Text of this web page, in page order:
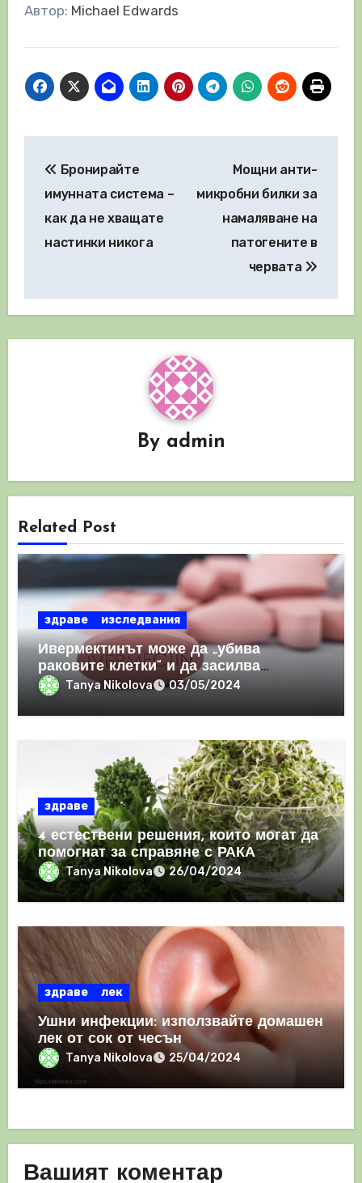
Автор: Michael Edwards
Бронирайте
имунната система –
как да не хващате
настинки никога
Мощни анти-
микробни билки за
намаляване на
патогените в
червата
By admin
Related Post
здраве изследвания
Ивермектинът може да „убива
раковите клетки“ и да засилва
имунния отговор
Tanya Nikolova 03/05/2024
здраве
4 естествени решения, които могат да
помогнат за справяне с РАКА
Tanya Nikolova 26/04/2024
здраве лек
Ушни инфекции: използвайте домашен
лек от сок от чесън
Tanya Nikolova 25/04/2024
Вашият коментар